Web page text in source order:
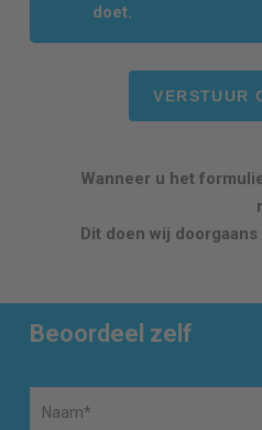
doet.
Wanneer u het
Dit doen wij
Beoordeel zelf